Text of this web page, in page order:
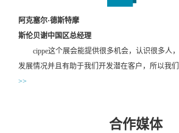
阿克塞尔·德斯特摩
斯伦贝谢中国区总经理
cippe这个展会能提供很多机会，认识很多人
发展情况并且有助于我们开发潜在客户，所以我们
>>
合作媒体